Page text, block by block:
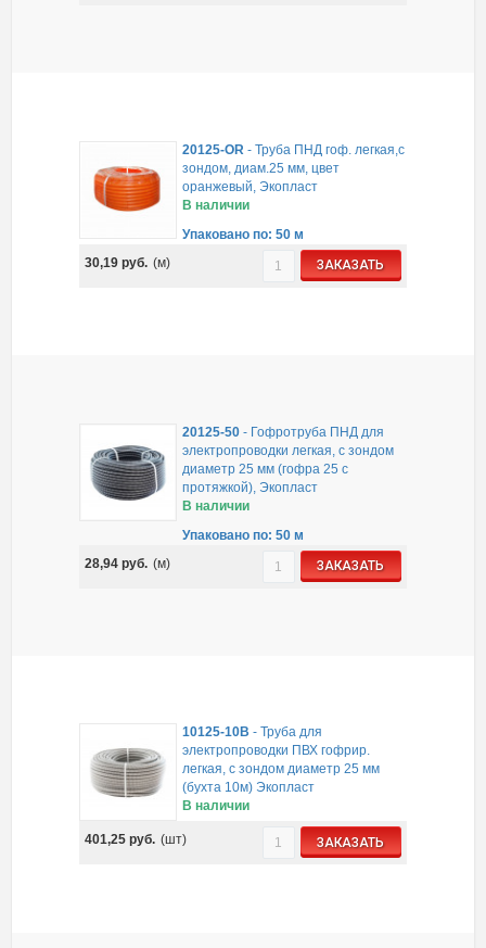
20125-OR -Труба ПНД гоф. легкая,с
зондом, диам.25 мм, цвет
оранжевый, Экопласт
В наличии
Упаковано по: 50 м
30,19руб. (м) ЗАКАЗАТЬ
20125-50 - Гофротруба ПНД для
электропроводки легкая, с зондом
диаметр 25 мм (гофра 25 с
протяжкой), Экопласт
В наличии
Упаковано по: 50 м
28,94руб. (м) ЗАКАЗАТЬ
10125-10B -Труба для
электропроводки ПВХ гофрир.
легкая, с зондом диаметр 25 мм
(бухта 10м) Экопласт
В наличии
401,25руб. (шт) ЗАКАЗАТЬ